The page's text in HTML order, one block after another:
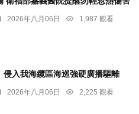
2026年八月06日
1,987 觀看
侵入我海纜區海巡強硬廣播驅離
2026年八月06日
2,225 觀看